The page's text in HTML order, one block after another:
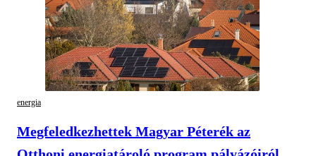
energia
Megfeledkezhettek Magyar Péterék az